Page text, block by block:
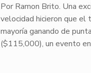
Por Ramon Brito. Una
velocidad hicieron que el
mayoría ganando de
($115,000), un evento